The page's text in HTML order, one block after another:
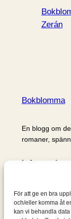
För att ge en bra
och/eller komma åt
kan vi behandla
Zerán
Bokblomma
En blogg om
romaner,
Information
Om mig & om
S
ö